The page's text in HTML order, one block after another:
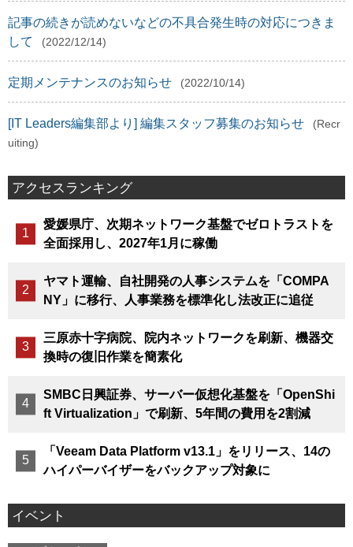
記事の続きが読めないなどの不具合発生時の対応につきま
して
(2022/12/14)
定期メンテナンスのお知らせ (2022/10/14)
[IT Leaders編集部より] 編集スタッフ募集のお知らせ
(Recr
uiting)
アクセスランキング
愛媛県庁、次期ネットワーク基盤でゼロトラストを
全面採用し、2027年1月に稼働
ヤマト運輸、自社開発の人事システムを「COMPA
NY」に移行、人事業務を標準化し法改正に追従
三原赤十字病院、院内ネットワークを刷新、機器交
換時の復旧作業を簡素化
SMBC日興証券、サーバー仮想化基盤を「OpenShi
ft Virtualization」で刷新、5年間の費用を2割減
「Veeam Data Platform v13.1」をリリース、14の
ハイパーバイザーをバックアップ対象に
イベント